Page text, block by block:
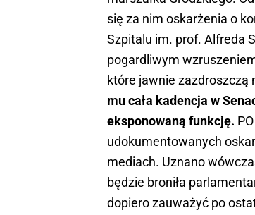
się za nim oskarżenia o
Szpitalu im. prof. Alfreda
pogardliwym
które jawnie zazdroszczą
mu cała kadencja w
eksponowaną funkcję.
udokumentowanych
mediach. Uznano
będzie broniła
dopiero zauważyć po